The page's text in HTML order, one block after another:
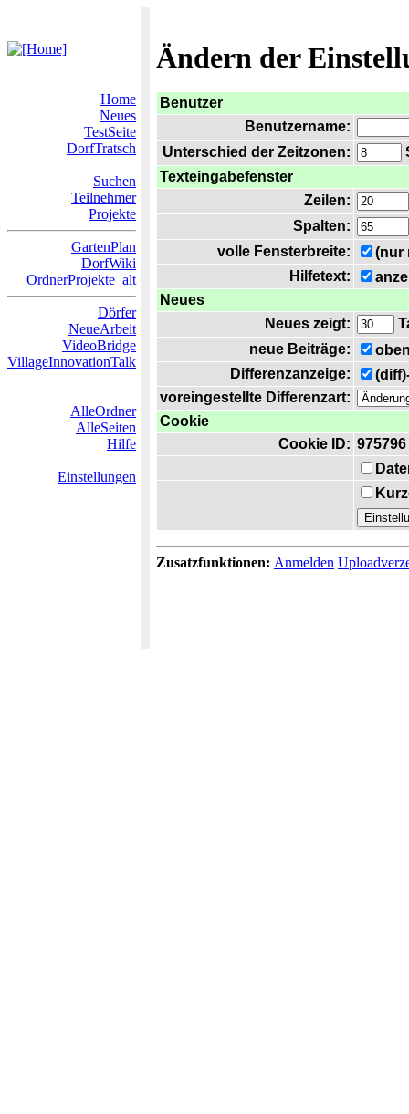
Ändern der
Home
Neues
TestSeite
DorfTratsch
Suchen
Teilnehmer
Projekte
GartenPlan
DorfWiki
OrdnerProjekte_alt
Dörfer
NeueArbeit
VideoBridge
VillageInnovationTalk
AlleOrdner
AlleSeiten
Hilfe
Einstellungen
Benutzer
Benutzername:
Unterschied der Zeitzonen:
Texteingabefenster
Zeilen:
Spalten:
volle Fensterbreite:
(nur
Hilfetext:
Neues
Neues zeigt:
neue Beiträge:
Differenzanzeige:
voreingestellte Differenzart:
Cookie
Cookie ID: 975796
Zusatzfunktionen: Anmelden